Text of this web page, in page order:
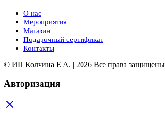
О нас
Мероприятия
Магазин
Подарочный сертификат
Контакты
© ИП Колчина Е.А. | 2026 Все права защищены
Авторизация